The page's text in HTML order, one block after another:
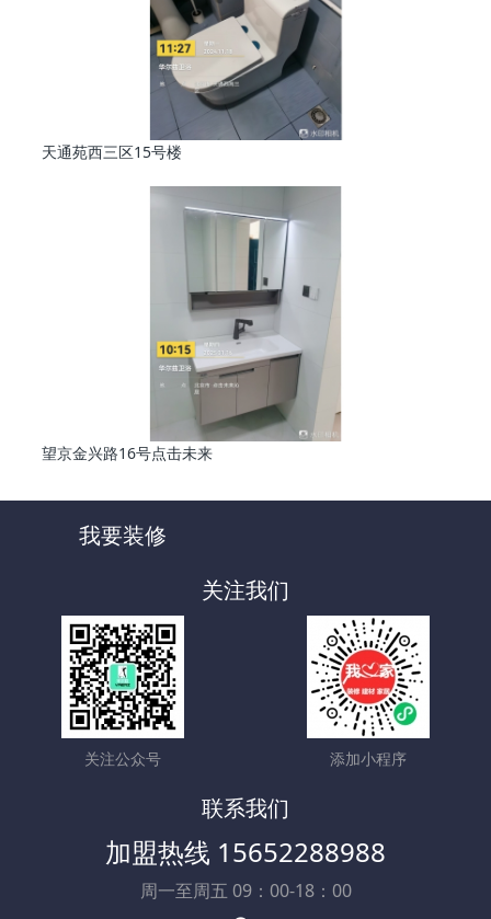
天通苑西三区15号楼
望京金兴路16号点击未来
我要装修
关注我们
关注公众号 添加小程序
联系我们
加盟热线 15652288988
周一至周五 09：00-18：00